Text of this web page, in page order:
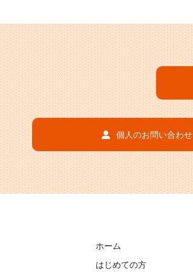
個人のお問い合わせ
ホーム
はじめての方